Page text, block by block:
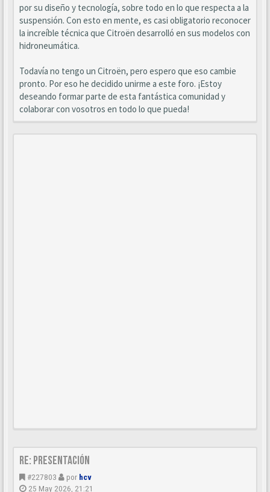
por su diseño y tecnología, sobre todo en lo que respecta a la
suspensión. Con esto en mente, es casi obligatorio reconocer
la increíble técnica que Citroën desarrolló en sus modelos con
hidroneumática.
Todavía no tengo un Citroën, pero espero que eso cambie
pronto. Por eso he decidido unirme a este foro. ¡Estoy
deseando formar parte de esta fantástica comunidad y
colaborar con vosotros en todo lo que pueda!
Re: Presentación
#227803 por hcv
25 May 2026, 21:21